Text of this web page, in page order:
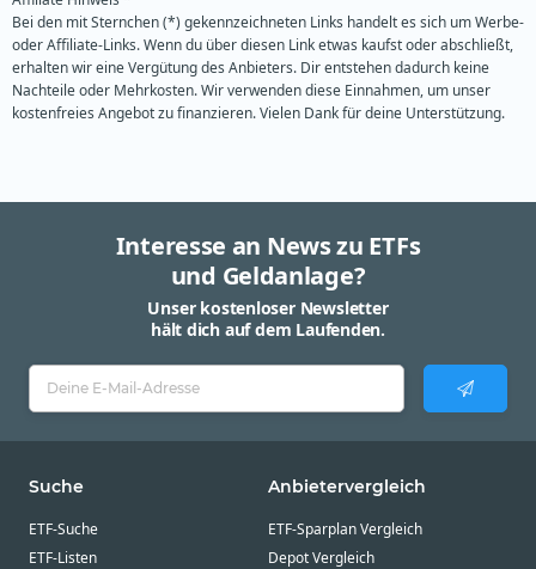
Bei den mit Sternchen (*) gekennzeichneten Links handelt es sich um Werbe-
oder Affiliate-Links. Wenn du über diesen Link etwas kaufst oder abschließt,
erhalten wir eine Vergütung des Anbieters. Dir entstehen dadurch keine
Nachteile oder Mehrkosten. Wir verwenden diese Einnahmen, um unser
kostenfreies Angebot zu finanzieren. Vielen Dank für deine Unterstützung.
Interesse an News zu ETFs
und Geldanlage?
Unser kostenloser Newsletter
hält dich auf dem Laufenden.
Suche
ETF-Suche
ETF-Listen
Anbietervergleich
ETF-Sparplan Vergleich
Depot Vergleich